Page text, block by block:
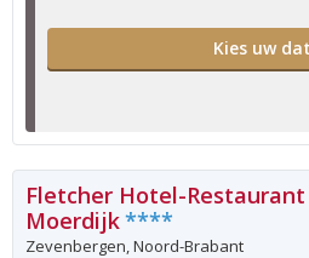
Kies uw
Fletcher Hotel-
Moerdijk****
Zevenbergen, Noord-Brabant